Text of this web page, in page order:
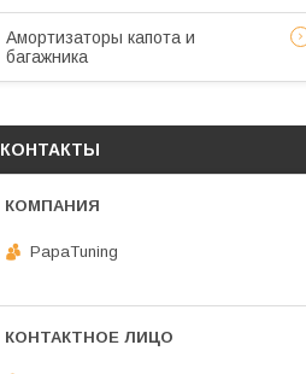
Амортизаторы капота и
багажника
КОНТАКТЫ
PapaTuning